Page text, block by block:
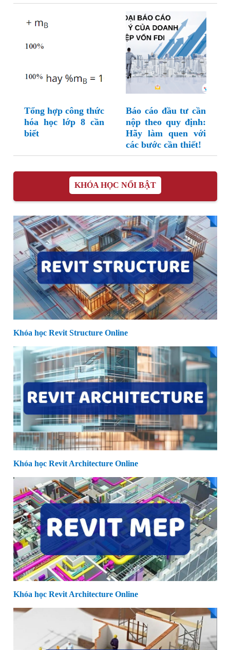
Tổng hợp công thức
hóa học lớp 8 cần
biết
Báo cáo đầu tư cần
nộp theo quy định:
Hãy làm quen với
các bước cần thiết!
KHÓA HỌC NỔI BẬT
Khóa học Revit Structure Online
Khóa học Revit Architecture Online
Khóa học Revit Architecture Online